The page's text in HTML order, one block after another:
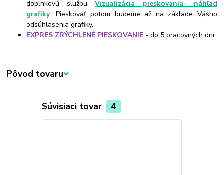
doplnkovú službuVizualizácia pieskovania- náhľad
grafiky. Pieskovať potom budeme až na základe Vášho
odsúhlasenia grafiky.
EXPRES ZRÝCHLENÉ PIESKOVANIE - do 5 pracovných dní
Pôvod tovaru
Súvisiaci tovar 4